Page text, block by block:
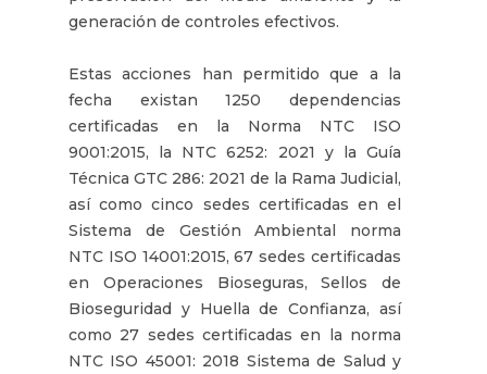
generación de controles efectivos.
Estas acciones han permitido que a la
fecha existan 1250 dependencias
certificadas en la Norma NTC ISO
9001:2015, la NTC 6252: 2021 y la Guía
Técnica GTC 286: 2021 de la Rama Judicial,
así como cinco sedes certificadas en el
Sistema de Gestión Ambiental norma
NTC ISO 14001:2015, 67 sedes certificadas
en Operaciones Bioseguras, Sellos de
Bioseguridad y Huella de Confianza, así
como 27 sedes certificadas en la norma
NTC ISO 45001: 2018 Sistema de Salud y